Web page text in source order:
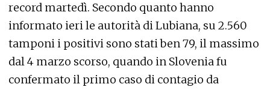
record martedì. Secondo quanto hanno
informato ieri le autorità di Lubiana, su 2.560
tamponi i positivi sono stati ben 79, il massimo
dal 4 marzo scorso, quando in Slovenia fu
confermato il primo caso di contagio da